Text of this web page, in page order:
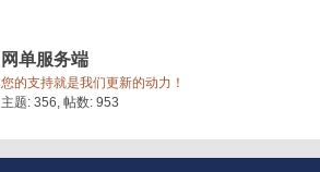
网单服务端
您的支持就是我们更新的动力！
主题: 356, 帖数: 953